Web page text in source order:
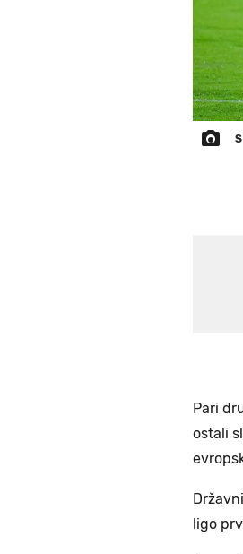
Pari
ostali
ligo